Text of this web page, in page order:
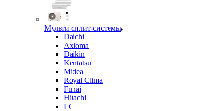
Мульти сплит-системы
Daichi
Axioma
Daikin
Kentatsu
Midea
Royal Clima
Funai
Hitachi
LG